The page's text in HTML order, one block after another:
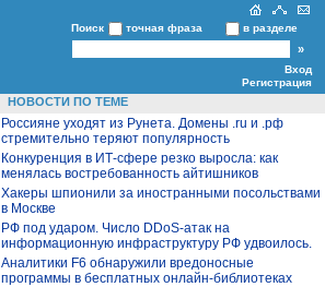
Поиск точная фраза в разделе
Вход
Регистрация
НОВОСТИ ПО ТЕМЕ
Россияне уходят из Рунета. Домены .ru и .рф
стремительно теряют популярность
Конкуренция в ИТ-сфере резко выросла: как
менялась востребованность айтишников
Хакеры шпионили за иностранными посольствами
в Москве
РФ под ударом. Число DDoS-атак на
информационную инфраструктуру РФ удвоилось.
Аналитики F6 обнаружили вредоносные
программы в бесплатных онлайн-библиотеках